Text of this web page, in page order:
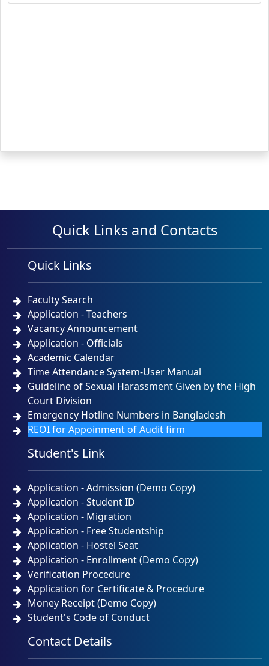
Quick Links and Contacts
Quick Links
Faculty Search
Application - Teachers
Vacancy Announcement
Application - Officials
Academic Calendar
Time Attendance System-User Manual
Guideline of Sexual Harassment Given by the High
Court Division
Emergency Hotline Numbers in Bangladesh
REOI for Appoinment of Audit firm
Student's Link
Application - Admission (Demo Copy)
Application - Student ID
Application - Migration
Application - Free Studentship
Application - Hostel Seat
Application - Enrollment (Demo Copy)
Verification Procedure
Application for Certificate & Procedure
Money Receipt (Demo Copy)
Student's Code of Conduct
Contact Details